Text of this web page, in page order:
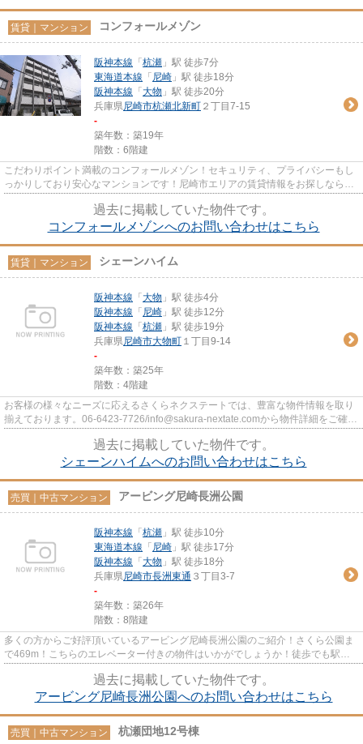
賃貸｜マンション コンフォールメゾン
阪神本線 「 杭瀬 」駅 徒歩7分
東海道本線 「 尼崎 」駅 徒歩18分
阪神本線 「 大物 」駅 徒歩20分
兵庫県尼崎市杭瀬北新町 ２丁目7-15
-
築年数：築19年
階数：6階建
こだわりポイント満載のコンフォールメゾン！セキュリティ、プライバシーもし
っかりしており安心なマンションです！尼崎市エリアの賃貸情報をお探しなら、
過去に掲載していた物件です。
コンフォールメゾンへのお問い合わせはこちら
賃貸｜マンション シェーンハイム
阪神本線 「 大物 」駅 徒歩4分
阪神本線 「 尼崎 」駅 徒歩12分
阪神本線 「 杭瀬 」駅 徒歩19分
兵庫県尼崎市大物町 １丁目9-14
-
築年数：築25年
階数：4階建
お客様の様々なニーズに応えるさくらネクステートでは、豊富な物件情報を取り
揃えております。06-6423-7726/info@sakura-nextate.comから物件詳細をご確認
過去に掲載していた物件です。
シェーンハイムへのお問い合わせはこちら
売買｜中古マンション アービング尼崎長洲公園
阪神本線 「 杭瀬 」駅 徒歩10分
東海道本線 「 尼崎 」駅 徒歩17分
阪神本線 「 大物 」駅 徒歩18分
兵庫県尼崎市長洲東通 ３丁目3-7
-
築年数：築26年
階数：8階建
多くの方からご好評頂いているアービング尼崎長洲公園のご紹介！さくら公園ま
で469m！こちらのエレベーター付きの物件はいかがでしょうか！徒歩でも駅へ
過去に掲載していた物件です。
アービング尼崎長洲公園へのお問い合わせはこちら
売買｜中古マンション 杭瀬団地12号棟